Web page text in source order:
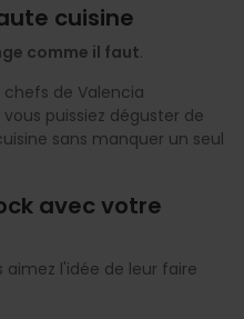
cuisine
comme il faut.
chefs de Valencia
puissiez déguster de
sans manquer un seul
avec votre
aimez l'idée de leur faire